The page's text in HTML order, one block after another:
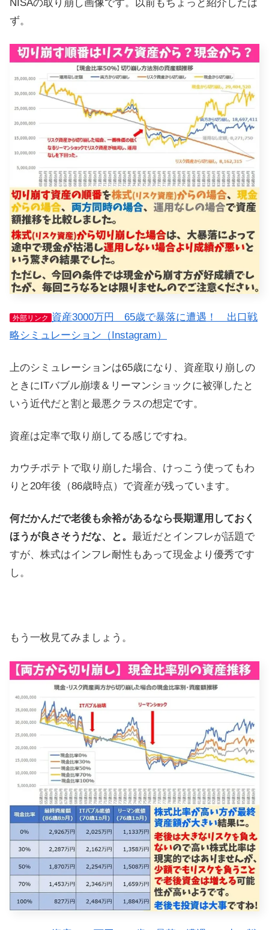
NISAの取り崩し画像です。以前もちょっと紹介したは
ず。
外部リンク 資産3000万円 65歳で暴落に遭遇！ 出口戦
略シミュレーション（Instagram）
上のシミュレーションは65歳になり、資産取り崩しの
ときにITバブル崩壊＆リーマンショックに被弾したと
いう近代だと割と最悪クラスの想定です。
資産は定率で取り崩してる感じですね。
カウチポテトで取り崩した場合、けっこう使ってもわ
りと20年後（86歳時点）で資産が残っています。
何だかんだで老後も余裕があるなら長期運用しておく
ほうが良さそうだな、と。 最近だとインフレが話題で
すが、株式はインフレ耐性もあって現金より優秀です
し。
もう一枚見てみましょう。